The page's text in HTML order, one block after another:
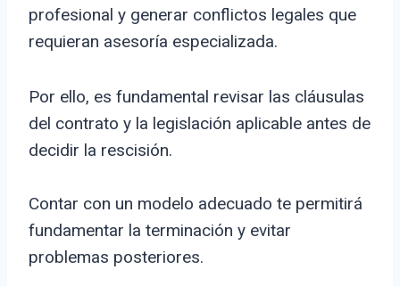
profesional y generar conflictos legales que
requieran asesoría especializada.
Por ello, es fundamental revisar las cláusulas
del contrato y la legislación aplicable antes de
decidir la rescisión.
Contar con un modelo adecuado te permitirá
fundamentar la terminación y evitar
problemas posteriores.